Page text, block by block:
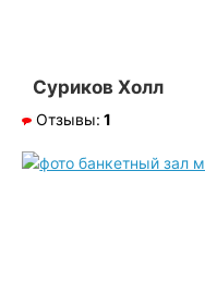
Суриков Холл
Отзывы: 1